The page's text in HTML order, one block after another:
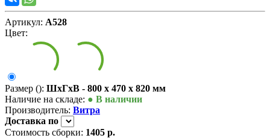
Артикул: А528
Цвет:
Размер (): ШxГxВ - 800 x 470 x 820 мм
Наличие на складе: ● В наличии
Производитель: Витра
Доставка по
Стоимость сборки: 1405 р.